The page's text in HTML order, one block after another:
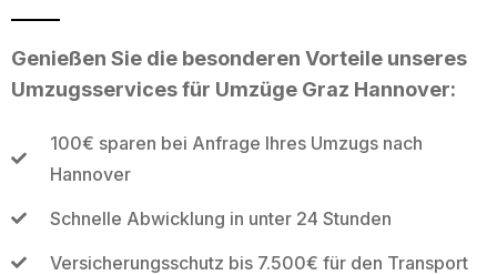
Genießen Sie die besonderen Vorteile unseres
Umzugsservices für Umzüge Graz Hannover:
100€ sparen bei Anfrage Ihres Umzugs nach
Hannover
Schnelle Abwicklung in unter 24 Stunden
Versicherungsschutz bis 7.500€ für den Transport